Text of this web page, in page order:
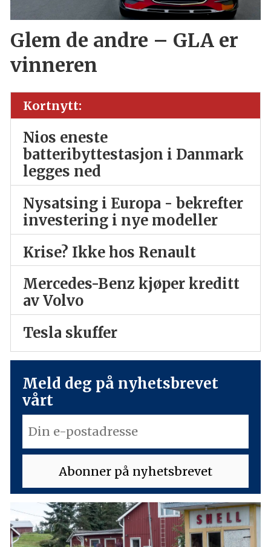
Glem de andre – GLA er
vinneren
Kortnytt:
Nios eneste
batteribyttestasjon i Danmark
legges ned
Nysatsing i Europa - bekrefter
investering i nye modeller
Krise? Ikke hos Renault
Mercedes-Benz kjøper kreditt
av Volvo
Tesla skuffer
Meld deg på nyhetsbrevet
vårt